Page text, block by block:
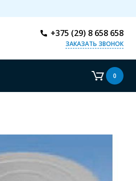
+375 (29) 8 658 658
ЗАКАЗАТЬ ЗВОНОК
0